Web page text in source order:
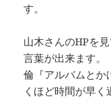
す。
山木さんのHPを
言葉が出来ます。
倫『アルバムと
くほど時間が早く